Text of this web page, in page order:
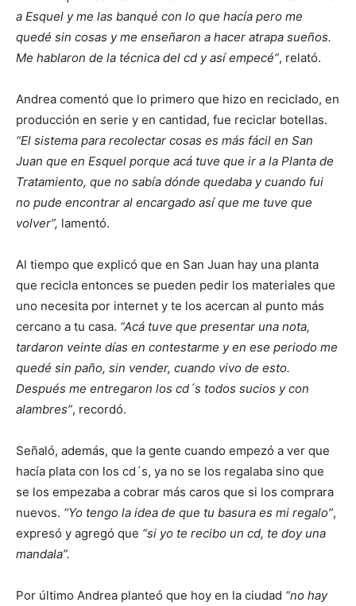
a Esquel y me las banqué con lo que hacía pero me
quedé sin cosas y me enseñaron a hacer atrapa sueños.
Me hablaron de la técnica del cd y así empecé”, relató.
Andrea comentó que lo primero que hizo en reciclado, en
producción en serie y en cantidad, fue reciclar botellas.
“El sistema para recolectar cosas es más fácil en San
Juan que en Esquel porque acá tuve que ir a la Planta de
Tratamiento, que no sabía dónde quedaba y cuando fui
no pude encontrar al encargado así que me tuve que
volver”, lamentó.
Al tiempo que explicó que en San Juan hay una planta
que recicla entonces se pueden pedir los materiales que
uno necesita por internet y te los acercan al punto más
cercano a tu casa. “Acá tuve que presentar una nota,
tardaron veinte días en contestarme y en ese periodo me
quedé sin paño, sin vender, cuando vivo de esto.
Después me entregaron los cd´s todos sucios y con
alambres”, recordó.
Señaló, además, que la gente cuando empezó a ver que
hacía plata con los cd´s, ya no se los regalaba sino que
se los empezaba a cobrar más caros que si los comprara
nuevos. “Yo tengo la idea de que tu basura es mi regalo”,
expresó y agregó que “si yo te recibo un cd, te doy una
mandala”.
Por último Andrea planteó que hoy en la ciudad “no hay